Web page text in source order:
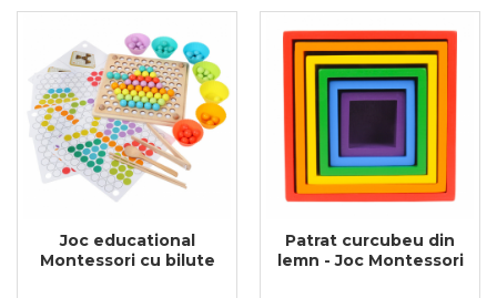
Cadouri personalizate pentru
Cadouri pentru profesori
Cadouri pentru parinti
Cadouri pentru EA
Cadouri pentru EL
Cadouri pentru iubit
Cadouri pentru iubita
Cadouri pentru tata
Joc educational
Montessori cu bilute
Patrat curcubeu din
lemn - Joc Montessori